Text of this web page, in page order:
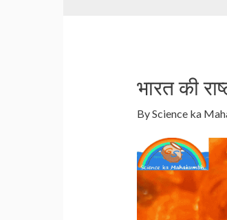
भारत की
ByScience ka